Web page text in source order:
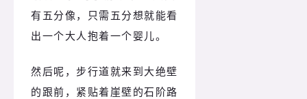
有五分像，只需五分想就能看
出一个大人抱着一个婴儿。
然后呢，步行道就来到大绝壁
的跟前，紧贴着崖壁的石阶路